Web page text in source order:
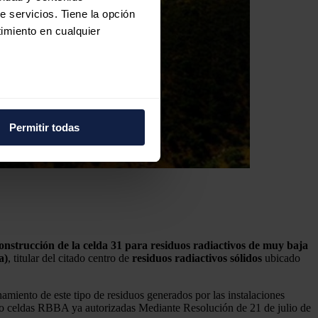
servicios. Tiene la opción
en cualquier
Permitir todas
de la celda 31 para residuos radiactivos de muy baja
, titular del citado centro de residuos radiactivos sólidos ubicado
de este tipo de residuos generados por las instalaciones
celdas RBBA ya autorizadas Mediante Resolución de 21 de julio de